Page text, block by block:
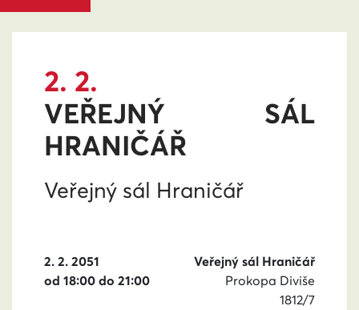
2. 2.
VEŘEJNÝ SÁL
HRANIČÁŘ
Veřejný sál Hraničář
2. 2. 2051
od 18:00 do 21:00
Veřejný sál Hraničář
Prokopa Diviše
1812/7